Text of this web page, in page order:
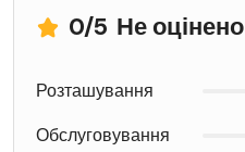
0/5 Не оцінено
Розташування
Обслуговування